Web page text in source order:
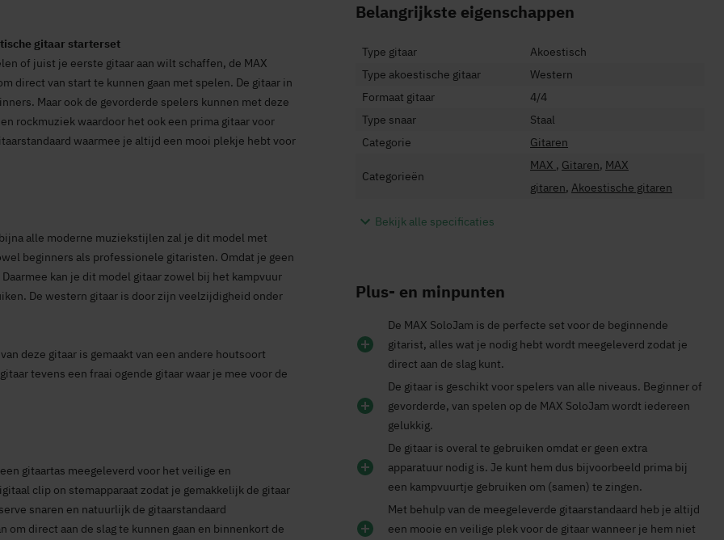
gitaar starterset
of juist je eerste gitaar aan wilt schaffen, de MAX
direct van start te kunnen gaan met spelen. De gitaar in
Maar ook de gevorderde spelers kunnen met deze
rockmuziek waardoor het ook een prima gitaar voor
waarmee je altijd een mooi plekje hebt voor
alle moderne muziekstijlen zal je dit model met
beginners als professionele gitaristen. Omdat je geen
kan je dit model gitaar zowel bij het kampvuur
De western gitaar is door zijn veelzijdigheid onder
deze gitaar is gemaakt van een andere houtsoort
tevens een fraai ogende gitaar waar je mee voor de
gitaartas meegeleverd voor het veilige en
clip on stemapparaat zodat je gemakkelijk de gitaar
snaren en natuurlijk de gitaarstandaard
direct aan de slag te kunnen gaan en binnenkort de
Belangrijkste eigenschappen
Type gitaar
Akoestisch
Type akoestische gitaar
Western
Formaat gitaar
4/4
Type snaar
Staal
Categorie
Gitaren
Categorieën
MAX , Gitaren, MAX
gitaren,Akoestische gitaren
Bekijk alle specificaties
Plus- en minpunten
De MAX SoloJam is de perfecte set voor de beginnende
gitarist, alles wat je nodig hebt wordt meegeleverd zodat je
direct aan de slag kunt.
De gitaar is geschikt voor spelers van alle niveaus. Beginner of
gevorderde, van spelen op de MAX SoloJam wordt iedereen
gelukkig.
De gitaar is overal te gebruiken omdat er geen extra
apparatuur nodig is. Je kunt hem dus bijvoorbeeld prima bij
een kampvuurtje gebruiken om (samen) te zingen.
Met behulp van de meegeleverde gitaarstandaard heb je altijd
een mooie en veilige plek voor de gitaar wanneer je hem niet